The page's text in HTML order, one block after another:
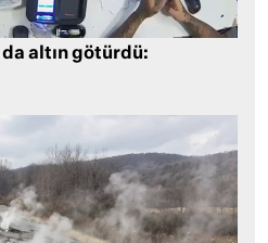
altın götürdü: